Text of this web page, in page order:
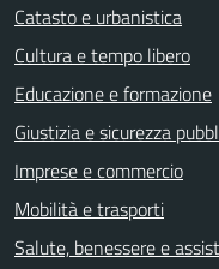
Catasto e urbanistica
Cultura e tempo libero
Educazione e formazione
Giustizia e sicurezza
Imprese e commercio
Mobilità e trasporti
Salute, benessere e